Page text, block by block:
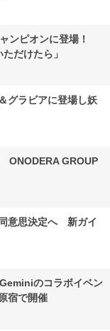
ンピオンに登場！
だけたら」
グラビアに登場し妖
ONODERA GROUP
意思決定へ 新ガイ
のコラボイベン
宿で開催